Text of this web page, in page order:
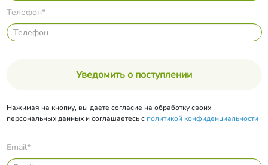
Телефон*
Уведомить о поступлении
Нажимая на кнопку, вы даете согласие на обработку своих
персональных данных и соглашаетесь с политикой конфиденциальности
Email*